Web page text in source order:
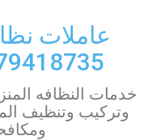
contentعاملات
0549362075
خدمات النظافه
وتركيب وتنظيف